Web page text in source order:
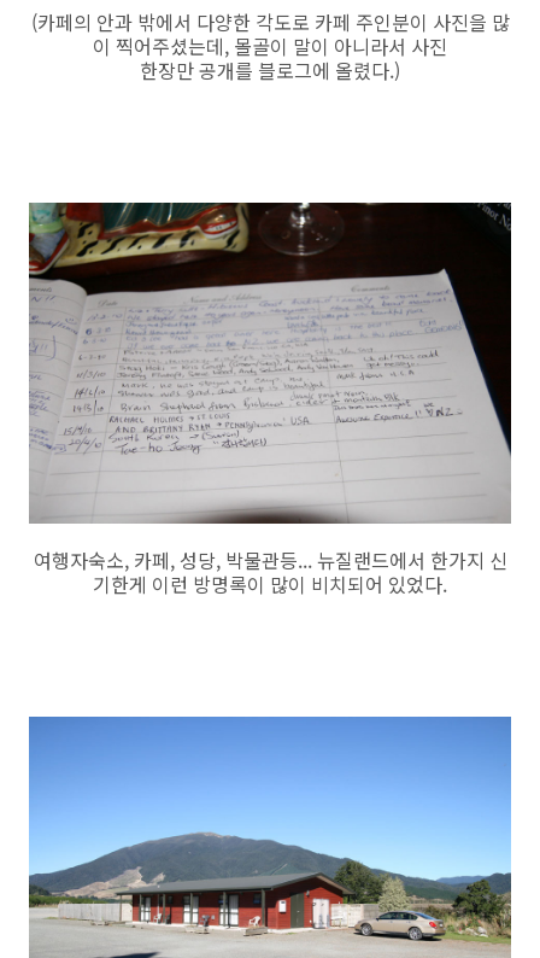
(카페의 안과 밖에서 다양한 각도로 카페 주인분이 사진을 많
이 찍어주셨는데, 몰골이 말이 아니라서 사진
한장만 공개를 블로그에 올렸다.)
여행자숙소, 카페, 성당, 박물관등... 뉴질랜드에서 한가지 신
기한게 이런 방명록이 많이 비치되어 있었다.